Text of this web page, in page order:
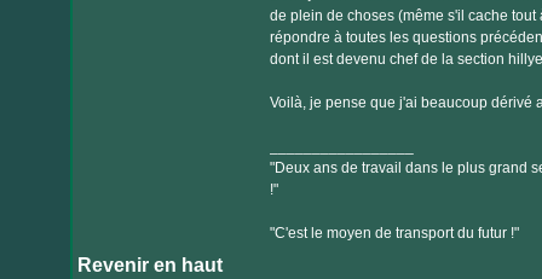
de plein de choses (même s'il cache
répondre à toutes les questions
dont il est devenu chef de la section
Voilà, je pense que j'ai beaucoup dérivé
"Deux ans de travail dans le plus grand
!"
"C'est le moyen de transport du futur !"
Revenir en haut